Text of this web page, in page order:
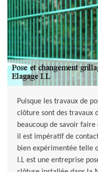
Puisque les travaux de
clôture sont des travaux
beaucoup de savoir
il est impératif de
bien expérimentée telle
I.L est une entreprise